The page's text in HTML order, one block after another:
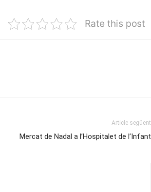
Rate this post
Article següent
Mercat de Nadal a l’Hospitalet de l’Infant